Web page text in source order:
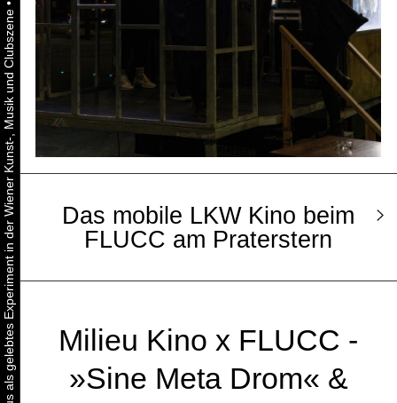
Urbaner Aktivismus als gelebtes Experiment in der Wiener Kunst-, Musik und Clubszene
•
Das mobile LKW Kino beim
FLUCC am Praterstern
Milieu Kino x FLUCC -
»Sine Meta Drom« &